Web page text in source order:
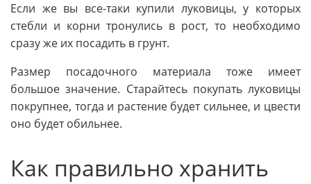
Если же вы все-таки купили луковицы, у которых
стебли и корни тронулись в рост, то необходимо
сразу же их посадить в грунт.
Размер посадочного материала тоже имеет
большое значение. Старайтесь покупать луковицы
покрупнее, тогда и растение будет сильнее, и цвести
оно будет обильнее.
Как правильно хранить